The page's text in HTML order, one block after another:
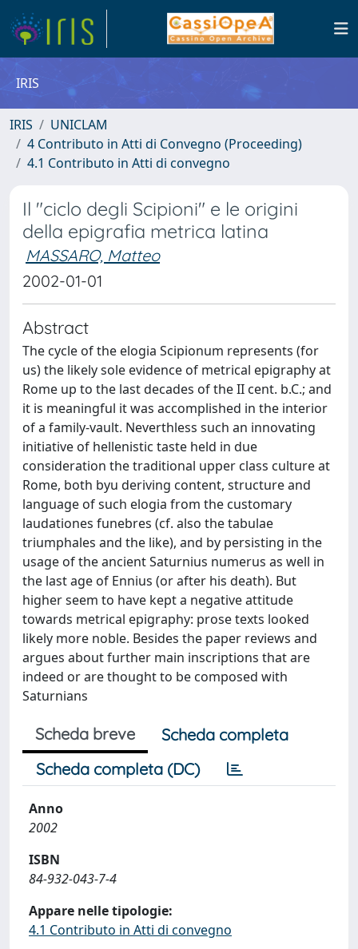
IRIS
IRIS
UNICLAM
4 Contributo in Atti di Convegno (Proceeding)
4.1 Contributo in Atti di convegno
Il "ciclo degli Scipioni" e le origini
della epigrafia metrica latina
MASSARO, Matteo
2002-01-01
Abstract
The cycle of the elogia Scipionum represents (for
us) the likely sole evidence of metrical epigraphy at
Rome up to the last decades of the II cent. b.C.; and
it is meaningful it was accomplished in the interior
of a family-vault. Neverthless such an innovating
initiative of hellenistic taste held in due
consideration the traditional upper class culture at
Rome, both byu deriving content, structure and
language of such elogia from the customary
laudationes funebres (cf. also the tabulae
triumphales and the like), and by persisting in the
usage of the ancient Saturnius numerus as well in
the last age of Ennius (or after his death). But
higher seem to have kept a negative attitude
towards metrical epigraphy: prose texts looked
likely more noble. Besides the paper reviews and
argues about further main inscriptions that are
indeed or are thought to be composed with
Saturnians
Scheda breve
Scheda completa
Scheda completa (DC)
Anno
2002
ISBN
84-932-043-7-4
Appare nelle tipologie:
4.1 Contributo in Atti di convegno